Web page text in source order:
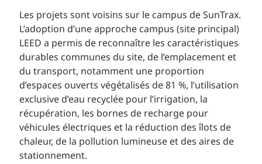
Les projets sont voisins sur le campus de SunTrax.
L’adoption d’une approche campus (site principal)
LEED a permis de reconnaître les caractéristiques
durables communes du site, de l’emplacement et
du transport, notamment une proportion
d’espaces ouverts végétalisés de 81 %, l’utilisation
exclusive d’eau recyclée pour l’irrigation, la
récupération, les bornes de recharge pour
véhicules électriques et la réduction des îlots de
chaleur, de la pollution lumineuse et des aires de
stationnement.